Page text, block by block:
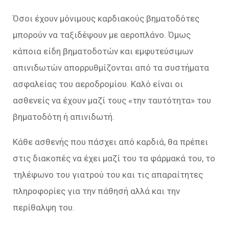
Όσοι έχουν μόνιμους καρδιακούς βηματοδότες
μπορούν να ταξιδέψουν με αεροπλάνο. Όμως
κάποια είδη βηματοδοτών και εμφυτεύσιμων
απινιδωτών απορρυθμίζονται από τα συστήματα
ασφαλείας του αεροδρομίου. Καλό είναι οι
ασθενείς να έχουν μαζί τους «την ταυτότητα» του
βηματοδότη ή απινιδωτή.
Κάθε ασθενής που πάσχει από καρδιά, θα πρέπει
στις διακοπές να έχει μαζί του τα φάρμακά του, το
τηλέφωνο του γιατρού του και τις απαραίτητες
πληροφορίες για την πάθησή αλλά και την
περίθαλψη του.